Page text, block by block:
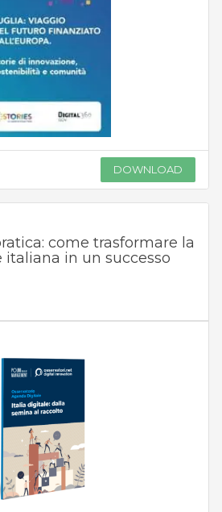
DOWNLOAD
come trasformare la
in un successo